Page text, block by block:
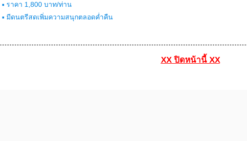
▪ ราคา 1,800 บาท/ท่าน
▪ มีดนตรีสดเพิ่มความสนุกตลอดค่ำคืน
XX ปิดหน้านี้ XX